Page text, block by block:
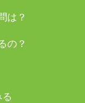
は？
の？